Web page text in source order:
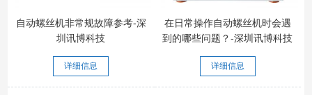
自动螺丝机非常规故障参考-深
圳讯博科技
详细信息
在日常操作自动螺丝机时会遇
到的哪些问题？-深圳讯博科技
详细信息